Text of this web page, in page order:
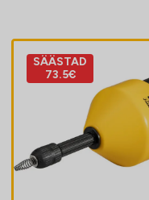
SÄÄSTAD
73.5€